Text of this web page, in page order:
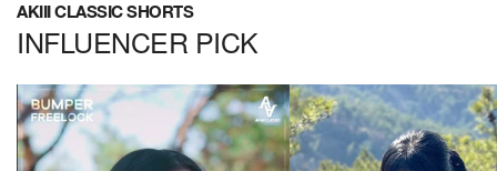
AKIII CLASSIC SHORTS
INFLUENCER PICK